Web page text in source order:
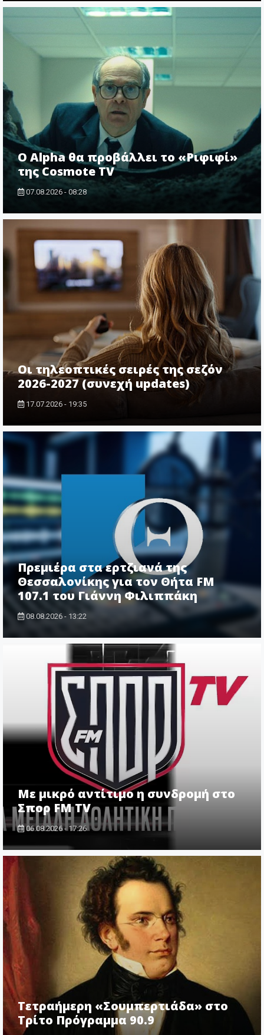
Ο Alpha θα προβάλλει το «Ριφιφί»
της Cosmote TV
07.08.2026 - 08:28
Οι τηλεοπτικές σειρές της σεζόν
2026-2027 (συνεχή updates)
17.07.2026 - 19:35
Πρεμιέρα στα ερτζιανά της
Θεσσαλονίκης για τον Θήτα FM
107.1 του Γιάννη Φιλιππάκη
08.08.2026 - 13:22
Με μικρό αντίτιμο η συνδρομή στο
Σπορ FM TV
06.08.2026 - 17:26
Τετραήμερη «Σουμπερτιάδα» στο
Τρίτο Πρόγραμμα 90.9